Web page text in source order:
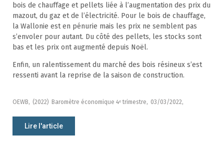
bois de chauffage et pellets liée à l’augmentation des prix du
mazout, du gaz et de l’électricité. Pour le bois de chauffage,
la Wallonie est en pénurie mais les prix ne semblent pas
s’envoler pour autant. Du côté des pellets, les stocks sont
bas et les prix ont augmenté depuis Noël.
Enfin, un ralentissement du marché des bois résineux s’est
ressenti avant la reprise de la saison de construction.
OEWB, (2022) Baromètre économique 4ᵉ trimestre, 03/03/2022,
Lire l'article